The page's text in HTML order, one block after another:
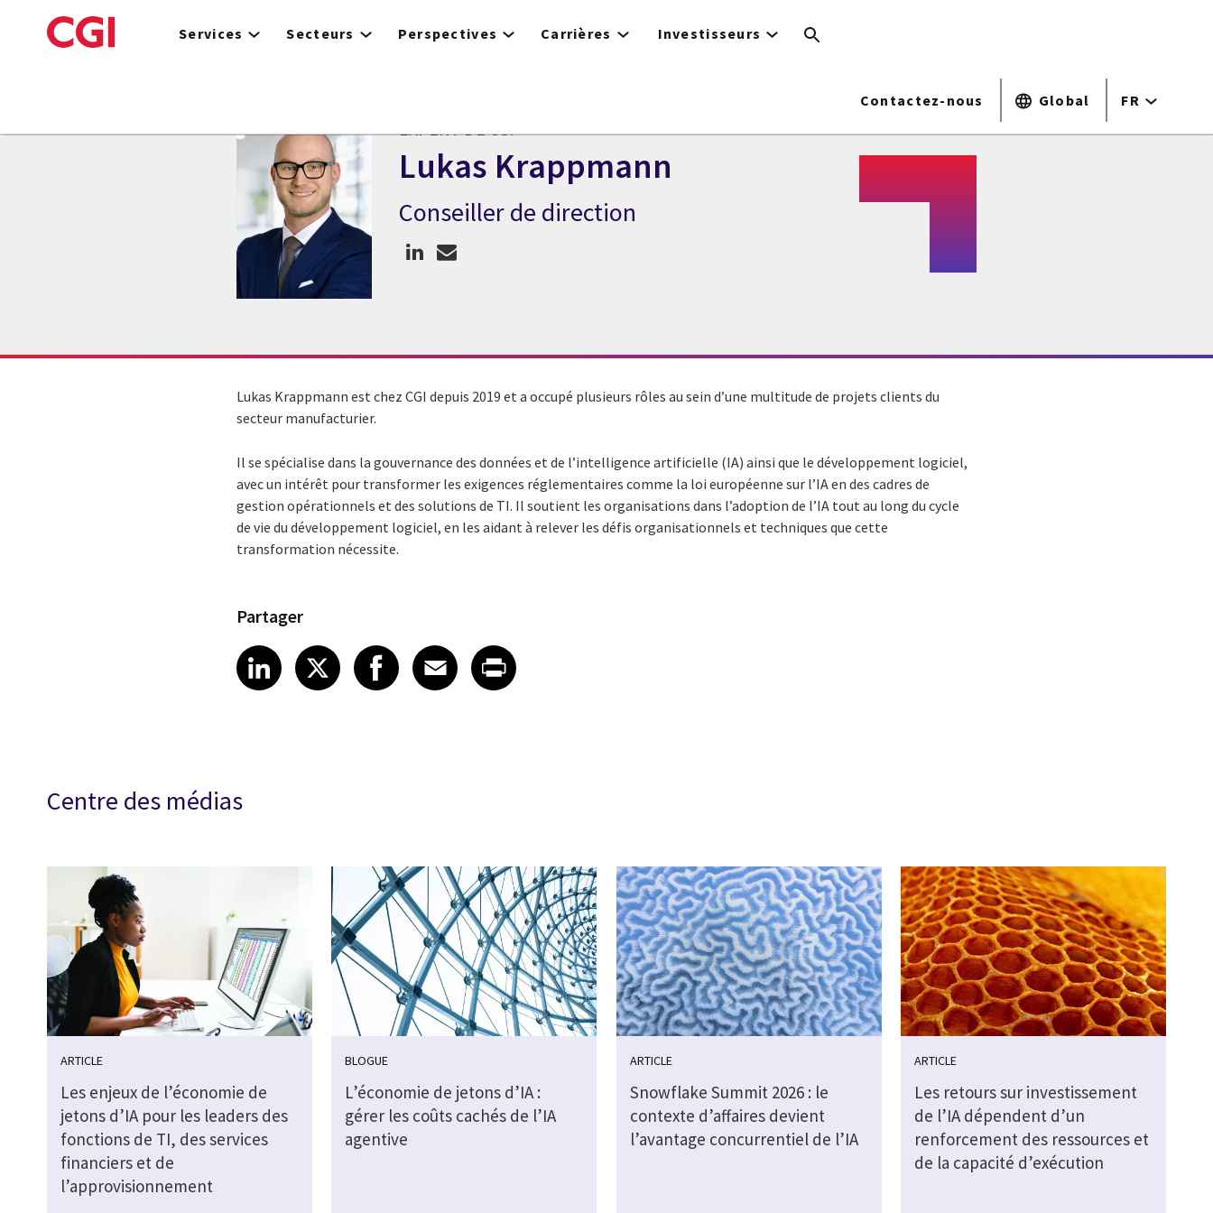
to
Services Secteurs Perspectives Carrières Investisseurs
Contactez-nous Global FR
EXPERT DE CGI
Lukas Krappmann
Expert de CGI Lukas Krappmann
Conseiller de direction
Lukas Krappmann est chez CGI depuis 2019 et a occupé plusieurs rôles au sein d’une multitude de projets clients du
secteur manufacturier.
Il se spécialise dans la gouvernance des données et de l’intelligence artificielle (IA) ainsi que le développement logiciel,
avec un intérêt pour transformer les exigences réglementaires comme la loi européenne sur l’IA en des cadres de
gestion opérationnels et des solutions de TI. Il soutient les organisations dans l’adoption de l’IA tout au long du cycle
de vie du développement logiciel, en les aidant à relever les défis organisationnels et techniques que cette
transformation nécessite.
Partager
Share article on LinkedIn
LinkedIn
Share article on X
XShare article on Facebook
Facebook
Share article on Email
Email
Share article on Print
Centre des médias
ARTICLE
Les enjeux de l’économie de
jetons d’IA pour les leaders des
fonctions de TI, des services
financiers et de
l’approvisionnement
BLOGUE
L’économie de jetons d’IA :
gérer les coûts cachés de l’IA
agentive
ARTICLE
Snowflake Summit 2026 : le
contexte d’affaires devient
l’avantage concurrentiel de l’IA
ARTICLE
Les retours sur investissement
de l’IA dépendent d’un
renforcement des ressources et
de la capacité d’exécution